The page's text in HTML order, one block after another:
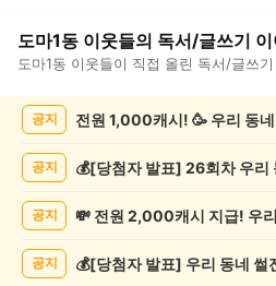
도마1동 이웃들의 독서/글쓰기
도마1동 이웃들이 직접 올린 독서/글쓰기
서/
공지 전원 1,000캐시! 🥳 우리 동
공지
공지
공지